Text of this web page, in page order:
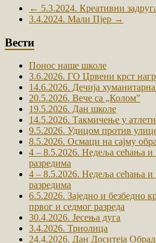
← 5.3.2024. Креативни
3.4.2024. Мали Пјер →
Вести
Понос наше школе
3.6.2026. ГО Црвени крст
14.6.2026. Дечија хуманитарна
20.5.2026. Вече са „Коломˮ
19.5.2026. Дан школе
14.5.2026. Такмичење у
9.5.2026. Удицом против
8.5.2026. Осмаци на сајму
4 – 8.5.2026. Недеља сећања и
разредима
4 – 8.5.2026. Недеља сећања и
разредима
6.5.2026. Заједно и безбедно
првог и седмог разреда
30.4.2026. Јесења дуга
3.4.2026. Триолица
24.4.2026. Дан Доситеја